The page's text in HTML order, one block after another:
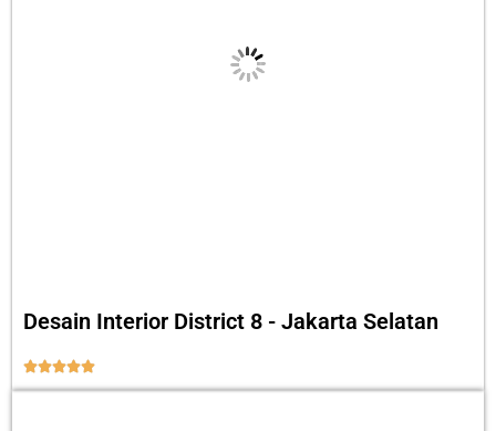
Desain Interior District 8 - Jakarta Selatan
